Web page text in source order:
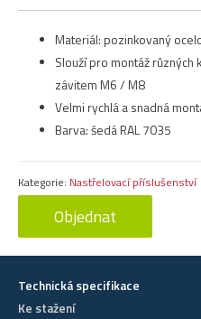
Materiál: pozinkovaný
Slouží pro montáž různých
závitem M6 / M8
Velmi rychlá a snadná
Barva: šedá RAL 7035
Kategorie: Nastřelovací příslušenství
Objednat
Technická specifikace
Ke stažení